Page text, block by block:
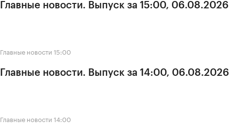
Главные новости. Выпуск за 15:00, 06.08.2026
Главные новости 15:00
Главные новости. Выпуск за 14:00, 06.08.2026
Главные новости 14:00